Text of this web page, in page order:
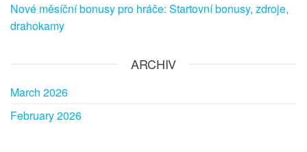
Nové měsíční bonusy pro hráče: Startovní bonusy, zdroje,
drahokamy
ARCHIV
March 2026
February 2026